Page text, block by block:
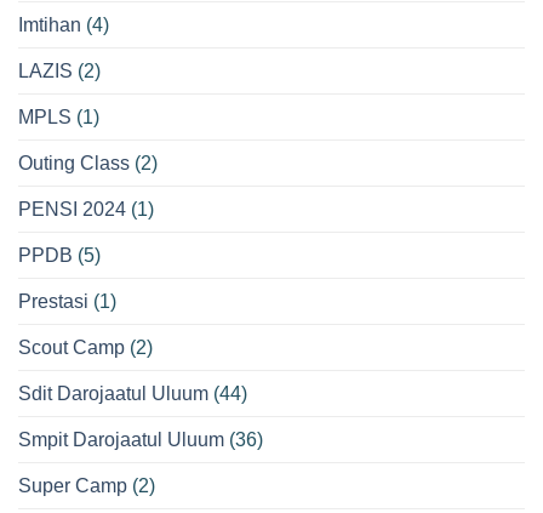
Imtihan (4)
LAZIS (2)
MPLS (1)
Outing Class (2)
PENSI 2024 (1)
PPDB (5)
Prestasi (1)
Scout Camp (2)
Sdit Darojaatul Uluum (44)
Smpit Darojaatul Uluum (36)
Super Camp (2)